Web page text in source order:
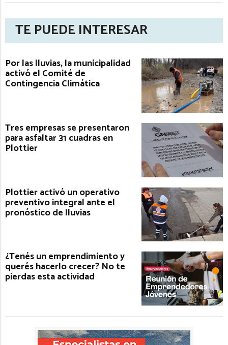
TE PUEDE INTERESAR
Por las lluvias, la municipalidad
activó el Comité de
Contingencia Climática
Tres empresas se presentaron
para asfaltar 31 cuadras en
Plottier
Plottier activó un operativo
preventivo integral ante el
pronóstico de lluvias
¿Tenés un emprendimiento y
querés hacerlo crecer? No te
pierdas esta actividad